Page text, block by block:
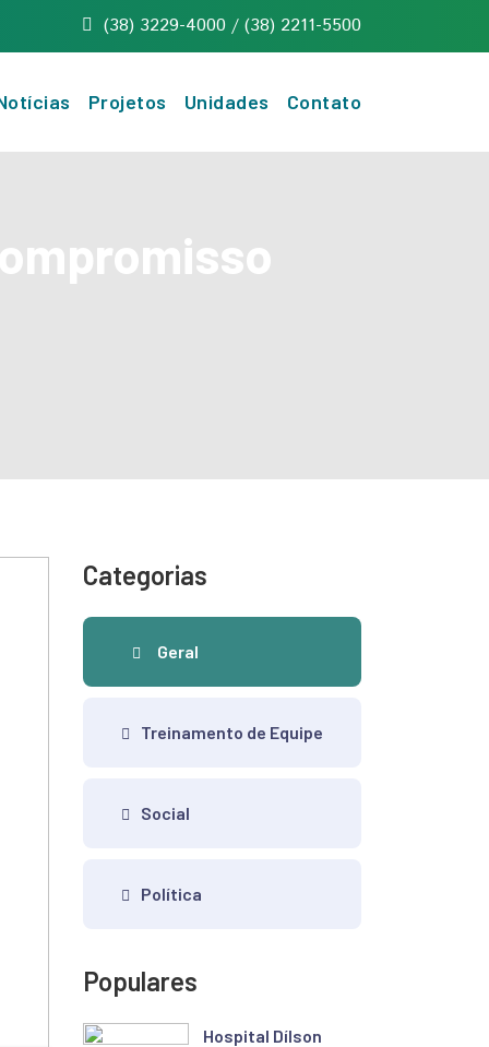
(38) 3229-4000 / (38) 2211-5500
Projetos Unidades Contato
Categorias
Geral
Treinamento de Equipe
Social
Política
Populares
Hospital Dílson